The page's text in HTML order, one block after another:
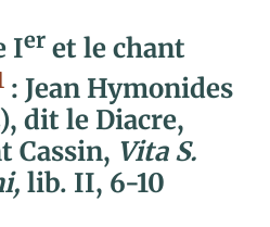
Ier et le chant
: Jean Hymonides
dit le Diacre,
Cassin, Vita S.
lib. II, 6-10